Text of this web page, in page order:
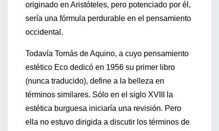
originado en Aristóteles, pero potenciado por él,
sería una fórmula perdurable en el pensamiento
occidental.
Todavía Tomás de Aquino, a cuyo pensamiento
estético Eco dedicó en 1956 su primer libro
(nunca traducido), define a la belleza en
términos similares. Sólo en el siglo XVIII la
estética burguesa iniciaría una revisión. Pero
ella no estuvo dirigida a discutir los términos de